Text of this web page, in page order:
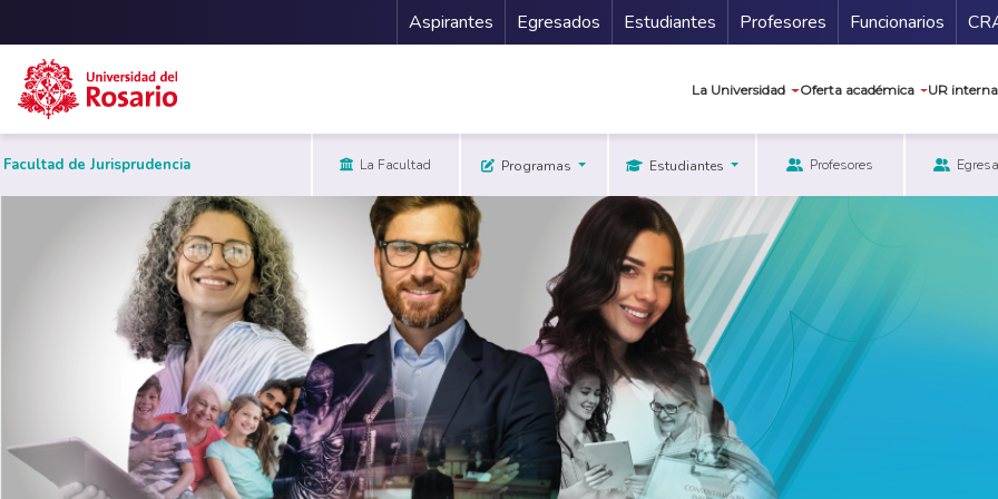
Menu Secundario
Aspirantes Egresados Estudiantes Profesores Funcionarios
La Universidad Oferta académica UR
Facultad de Jurisprudencia La Facultad Programas Estudiantes Profesores